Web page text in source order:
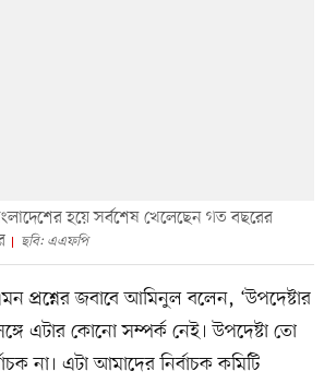
হয়ে সর্বশেষ খেলেছেন গত বছরের
ছবি: এএফপি
প্রশ্নের জবাবে আমিনুল বলেন, ‘উপদেষ্টার
এটার কোনো সম্পর্ক নেই। উপদেষ্টা তো
না। এটা আমাদের নির্বাচক কমিটি